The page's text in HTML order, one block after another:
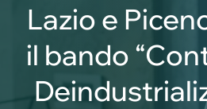
Lazio e
il bando